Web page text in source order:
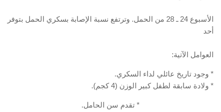
الأسبوع 24 ـ 28 من الحمل. وترتفع نسبة الإصابة بسكري الحمل بتوفر
أحد
العوامل الآتية:
* وجود تاريخ عائلي لداء السكري.
* ولادة سابقة لطفل كبير الوزن (4 كجم).
* تقدم سن الحامل.